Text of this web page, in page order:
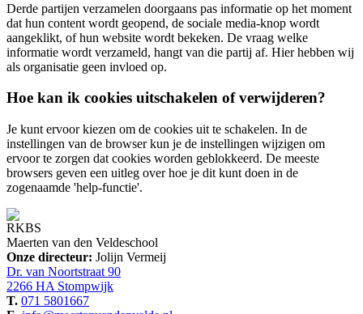
Derde partijen verzamelen doorgaans pas informatie op het moment
dat hun content wordt geopend, de sociale media-knop wordt
aangeklikt, of hun website wordt bekeken. De vraag welke
informatie wordt verzameld, hangt van die partij af. Hier hebben wij
als organisatie geen invloed op.
Hoe kan ik cookies uitschakelen of verwijderen?
Je kunt ervoor kiezen om de cookies uit te schakelen. In de
instellingen van de browser kun je de instellingen wijzigen om
ervoor te zorgen dat cookies worden geblokkeerd. De meeste
browsers geven een uitleg over hoe je dit kunt doen in de
zogenaamde 'help-functie'.
RKBS
Maerten van den Veldeschool
Onze directeur: Jolijn Vermeij
Dr. van Noortstraat 90
2266 HA Stompwijk
T. 071 5801667